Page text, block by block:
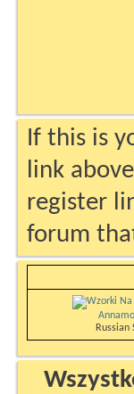
If this is
link
register
forum
Russian